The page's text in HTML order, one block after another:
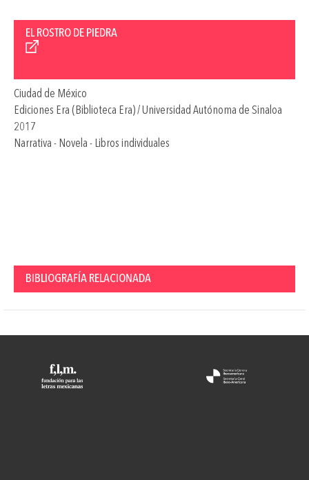
EL ROSTRO DE PIEDRA
Ciudad de México
Ediciones Era (Biblioteca Era) / Universidad Autónoma de Sinaloa
2017
Narrativa - Novela - Libros individuales
BIBLIOGRAFÍA RELACIONADA